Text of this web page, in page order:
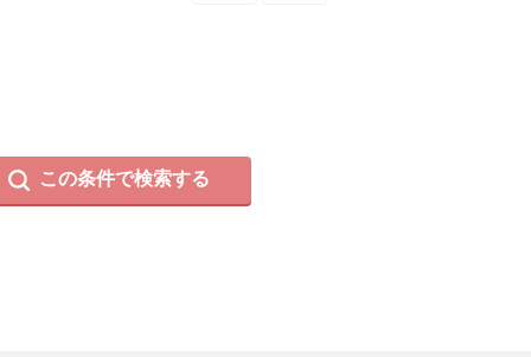
この条件で検索する